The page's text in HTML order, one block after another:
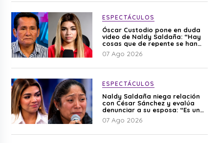
ESPECTÁCULOS
Óscar Custodio pone en duda
video de Naldy Saldaña: “Hay
cosas que de repente se han
editado”
07 Ago 2026
ESPECTÁCULOS
Naldy Saldaña niega relación
con César Sánchez y evalúa
denunciar a su esposa: “Es una
difamación”
07 Ago 2026